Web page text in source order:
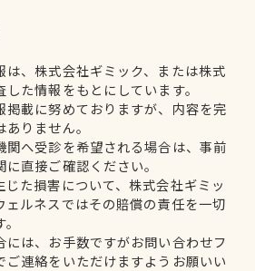
は、株式会社ギミック、または株式
た情報をもとにしています。
掲載に努めておりますが、内容を完
りません。
関へ受診を希望される場合は、事前
直接ご確認ください。
じた損害について、株式会社ギミッ
ェルネスではその賠償の責任を一切
には、お手数ですがお問い合わせフ
ご連絡をいただけますようお願いい